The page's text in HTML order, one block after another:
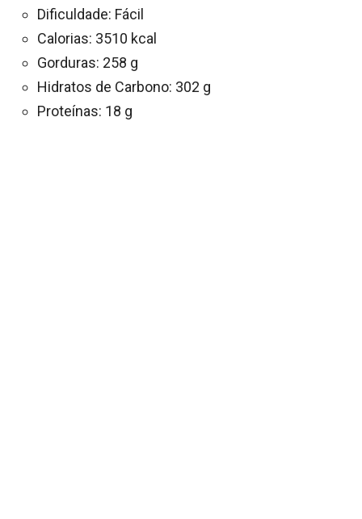
Dificuldade: Fácil
Calorias: 3510 kcal
Gorduras: 258 g
Hidratos de Carbono: 302 g
Proteínas: 18 g